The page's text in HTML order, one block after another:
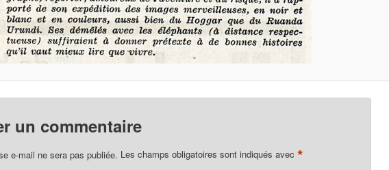
un commentaire
e-mail ne sera pas publiée. Les champs obligatoires sont indiqués avec *